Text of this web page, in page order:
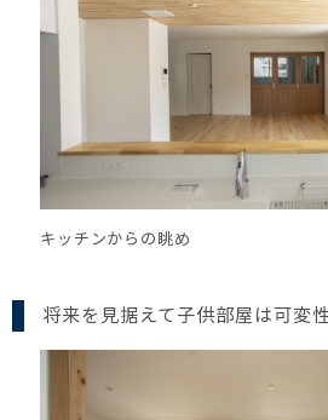
キッチンからの眺め
将来を見据えて子供部屋は可変